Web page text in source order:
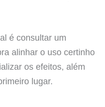
é consultar um
alinhar o uso certinho
os efeitos, além
lugar.